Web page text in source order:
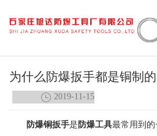
为什么防爆扳手都是铜制的
2019-11-15
防爆铜扳手是 防爆工具最常用到的